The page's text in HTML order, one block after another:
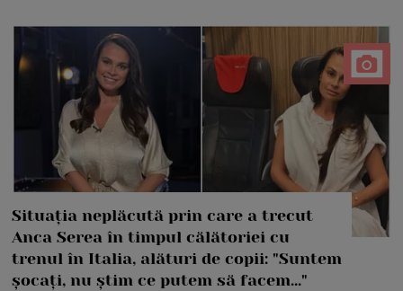
Situația neplăcută prin care a trecut
Anca Serea în timpul călătoriei cu
trenul în Italia, alături de copii: "Suntem
șocați, nu știm ce putem să facem..."